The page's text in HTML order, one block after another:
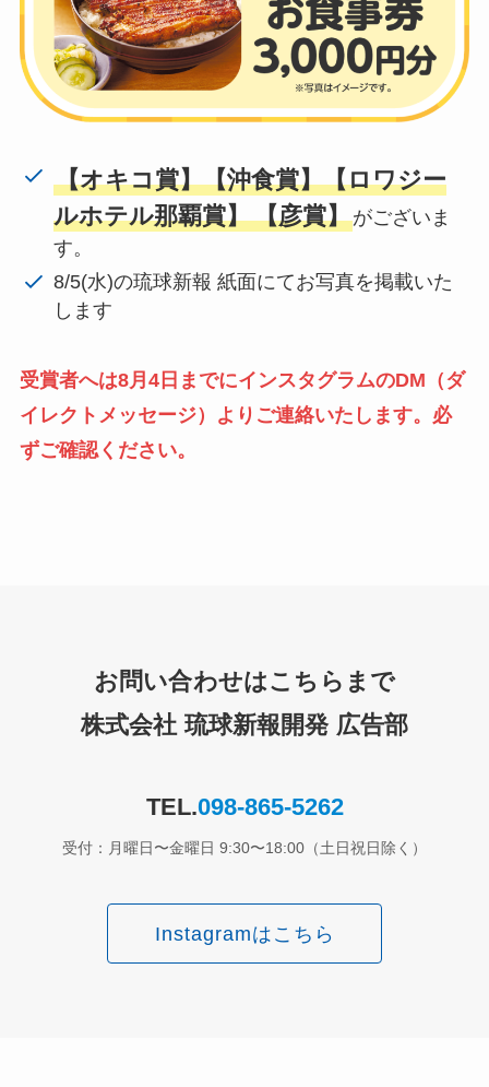
【オキコ賞】【沖食賞】【ロワジー
ルホテル那覇賞】【彦賞】がございま
す。
8/5(水)の琉球新報 紙面にてお写真を掲載いた
します
受賞者へは8月4日までにインスタグラムのDM（ダ
イレクトメッセージ）よりご連絡いたします。必
ずご確認ください。
お問い合わせはこちらまで
株式会社 琉球新報開発 広告部
TEL.098-865-5262
受付：月曜日〜金曜日 9:30〜18:00（土日祝日除く）
Instagramはこちら